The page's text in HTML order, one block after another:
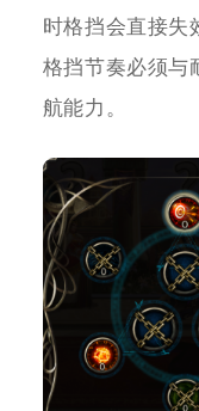
时格挡会直接失
格挡节奏必须与
航能力。